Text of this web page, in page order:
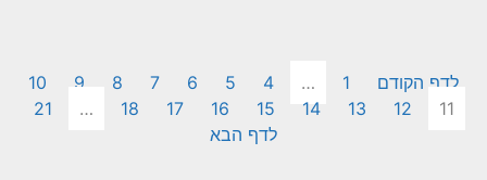
לדף הקודם 1
…
4
5
6
7
8
9
10
11
12
13
14
15
16
17
18
…
21
לדף הבא